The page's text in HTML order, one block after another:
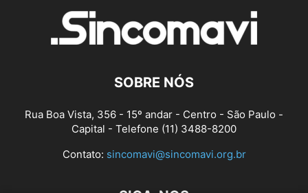
SOBRE NÓS
Rua Boa Vista, 356 - 15º andar - Centro - São Paulo -
Capital - Telefone (11) 3488-8200
Contato: sincomavi@sincomavi.org.br